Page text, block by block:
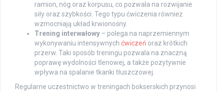
ramion, nóg oraz korpusu, co pozwala na rozwijanie
siły oraz szybkości. Tego typu ćwiczenia również
wzmocniają układ krwionośny.
Trening interwałowy – polega na naprzemiennym
wykonywaniu intensywnych ćwiczeń oraz krótkich
przerw. Taki sposób treningu pozwala na znaczną
poprawę wydolności tlenowej, a także pozytywnie
wpływa na spalanie tkanki tłuszczowej.
Regularne uczestnictwo w treningach bokserskich przynosi